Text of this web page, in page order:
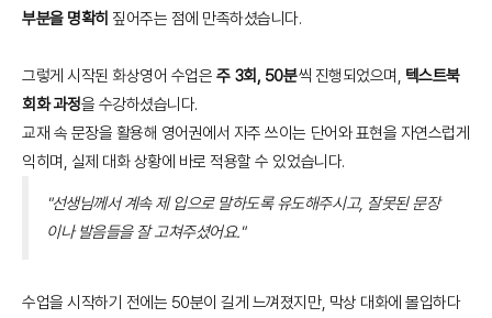
부분을 명확히 짚어주는 점에 만족하셨습니다.
그렇게 시작된 화상영어 수업은 주 3회, 50분씩 진행되었으며, 텍스트북
회화 과정을 수강하셨습니다.
교재 속 문장을 활용해 영어권에서 자주 쓰이는 단어와 표현을 자연스럽게
익히며, 실제 대화 상황에 바로 적용할 수 있었습니다.
"선생님께서 계속 제 입으로 말하도록 유도해주시고, 잘못된 문장
이나 발음들을 잘 고쳐주셨어요."
수업을 시작하기 전에는 50분이 길게 느껴졌지만, 막상 대화에 몰입하다